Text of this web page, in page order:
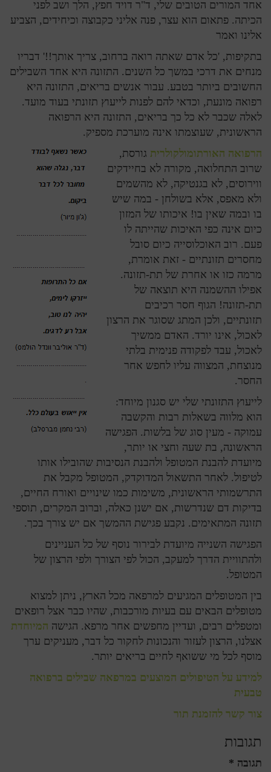
אחד המורים הטובים שלי, ד"ר דויד חפץ, הלך ושב לפני
הכיתה. פתאום הוא עצר, פנה אליני כקבוצה וכיחידים, הצביע
אלינו ואמר
בתקיפות, 'כל אדם שאתה רואה ברחוב, צריך אותך!!' דבריו
מנחים את דרכי במשך כל השנים. התזונה היא אחד השבילים
החשובים ביותר בטבע. עבור אנשים בריאים, התזונה היא
רפואה מונעת, וכדאי להם לפנות לייעוץ תזונתי בעוד מועד.
לאלה שכבר לא כל כך בריאים, התזונה היא הרפואה
הראשונית, שעוצמתו אינה מוערכת מספיק.
הרפואה האורתומולקולרית גורסת,
שרוב התחלואה, מקורה לא בחיידקים
ווירוסים, לא בגנטיקה, לא מהשמים
ולא מאפס, אלא בשולחן - במה שיש
בו ובמה שאין בו! איכותו של המזון
כיום אינה כפי האיכות שהייתה לו
פעם. רוב האוכלוסייה כיום סובל
מחסרים תזונתיים - זאת אומרת,
מרמה כזו או אחרת של תת-תזונה.
אפילו ההשמנה היא תוצאה של
תת-תזונה! הגוף חסר רכיבים
תזונתיים, ולכן המתג שסוגר את הרצון
לאכול, אינו יורד. האדם ממשיך
לאכול, עבד לפקודה פנימית בלתי
מנוצחת, המצווה עליו לחפש אחר
החסר.
לייעוץ התזונתי שלי יש סגנון מיוחד:
הוא מלווה בשאלות רבות והקשבה
עמוקה - מעין סוג של בלשות. הפגישה
הראשונה, בת שעה וחצי או יותר,
מיועדת להבנת המטופל ולהבנת הנסיבות שהובילו אותו
לטיפול. לאחר התשאול המדוקדק, המטופל מקבל את
התרשמותי הראשונית, משימות כמו שינויים ואורח החיים,
בדיקות דם שנדרשות, אם ישנן כאלה, וברוב המקרים, תוספי
תזונה המתאימים. נקבע פגישת ההמשך אם יש צורך בכך.
הפגישה השנייה מיועדת לבירור נוסף של כל העניינים
ולהתוויית הדרך למעקב, הכול לפי הצורך ולפי הרצון של
המטופל.
בין המטופלים המגיעים למרפאה מכל הארץ, ניתן למצוא
מטופלים הבאים עם בעיות מורכבות, שהיו כבר אצל רופאים
ומטפלים רבים, ועדיין מחפשים אחר מרפא. הגישה המיוחדת
אצלנו, הרצון לעזור והנכונות לחקור כל דבר, מעניקים ערך
מוסף לכל מי ששואף לחיים בריאים יותר.
למידע על הטיפולים המוצעים במרפאה שבילים ברפואה
טבעית
צור קשר להזמנת תור
תגובות
תגובה *